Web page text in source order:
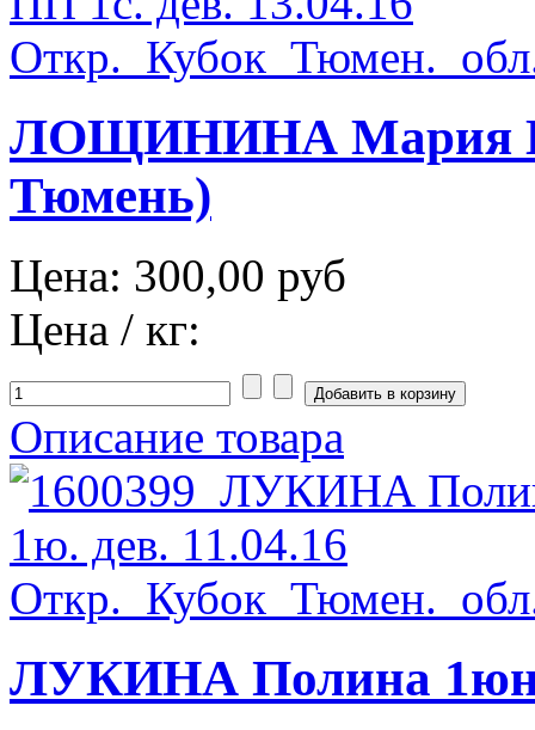
ЛОЩИНИНА Мария
Тюмень)
Цена: 300,00 руб
Цена / кг:
Описание товара
ЛУКИНА Полина